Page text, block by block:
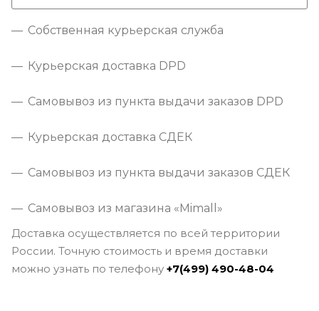
Собственная курьерская служба
Курьерская доставка DPD
Самовывоз из пункта выдачи заказов DPD
Курьерская доставка СДЕК
Самовывоз из пункта выдачи заказов СДЕК
Самовывоз из магазина «Mimall»
Доставка осуществляется по всей территории
России. Точную стоимость и время доставки
можно узнать по телефону +7(499) 490-48-04